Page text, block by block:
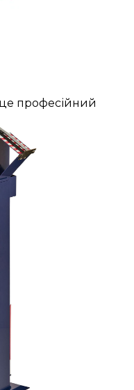
професійний